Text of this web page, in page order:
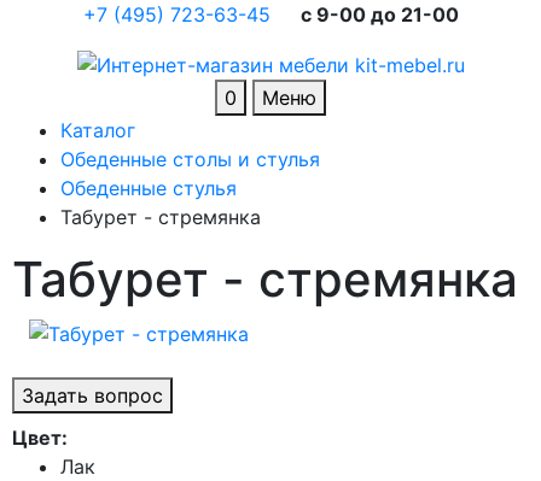
+7 (495) 723-63-45 c 9-00 до 21-00
0
Меню
Каталог
Обеденные столы и стулья
Обеденные стулья
Табурет - стремянка
Табурет - стремянка
Задать вопрос
Цвет:
Лак